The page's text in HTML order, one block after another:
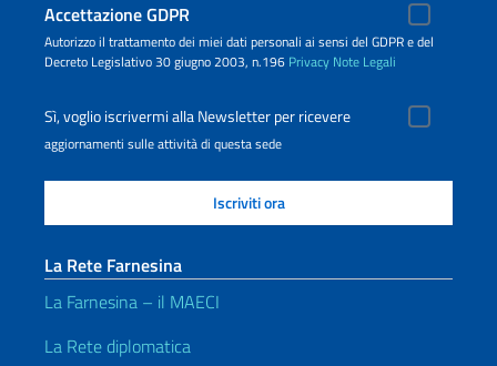
Accettazione GDPR
Autorizzo il trattamento dei miei dati personali ai sensi del GDPR e del
Decreto Legislativo 30 giugno 2003, n.196 Privacy Note Legali
Sì, voglio iscrivermi alla Newsletter per ricevere
aggiornamenti sulle attività di questa sede
La Rete Farnesina
La Farnesina – il MAECI
La Rete diplomatica